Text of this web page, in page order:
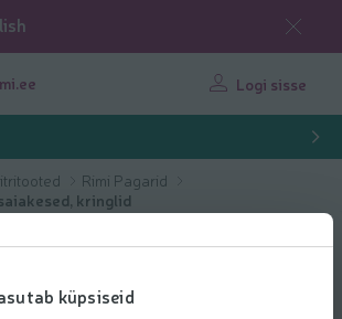
küpsiseid
Logi sisse
Rimi Pagarid
kringlid